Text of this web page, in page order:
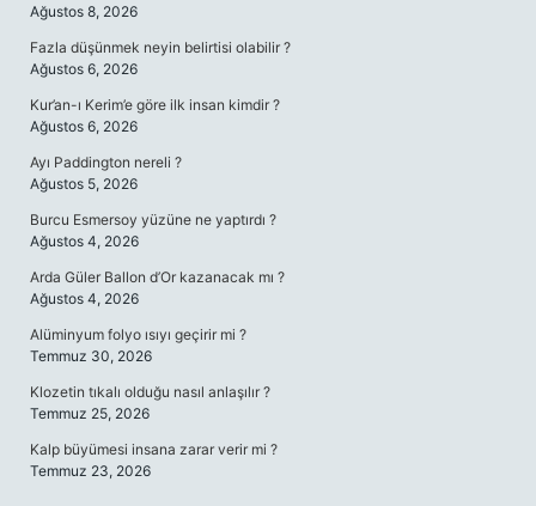
Ağustos 8, 2026
Fazla düşünmek neyin belirtisi olabilir ?
Ağustos 6, 2026
Kur’an-ı Kerim’e göre ilk insan kimdir ?
Ağustos 6, 2026
Ayı Paddington nereli ?
Ağustos 5, 2026
Burcu Esmersoy yüzüne ne yaptırdı ?
Ağustos 4, 2026
Arda Güler Ballon d’Or kazanacak mı ?
Ağustos 4, 2026
Alüminyum folyo ısıyı geçirir mi ?
Temmuz 30, 2026
Klozetin tıkalı olduğu nasıl anlaşılır ?
Temmuz 25, 2026
Kalp büyümesi insana zarar verir mi ?
Temmuz 23, 2026